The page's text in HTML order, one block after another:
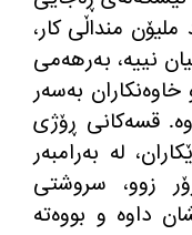
منداڵی کار،
نییە، بەرهەمی
بەسەر
.قسەکانی ڕۆژی
لە بەرامبەر
زوو، سروشتی
داوە و بووەتە